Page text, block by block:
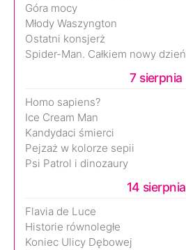
Góra mocy
Młody Waszyngton
Ostatni konsjerż
Spider-Man. Całkiem nowy dzień
7 sierpnia
Homo sapiens?
Ice Cream Man
Kandydaci śmierci
Pejzaż w kolorze sepii
Psi Patrol i dinozaury
14 sierpnia
Flavia de Luce
Historie równoległe
Koniec Ulicy Dębowej